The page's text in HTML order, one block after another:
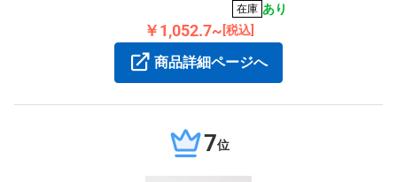
最適で、専用補充インキ（XL R-9）をご利用ください。
在庫 あり
￥1,052.7~ [税込]
商品詳細ページへ
7位